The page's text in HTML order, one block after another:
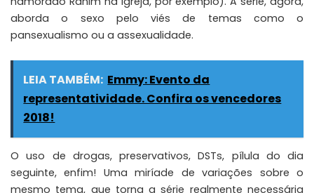
aborda o sexo pelo viés de temas como o
pansexualismo ou a assexualidade.
LEIA TAMBÉM: Emmy: Evento da
representatividade. Confira os vencedores
2018!
O uso de drogas, preservativos, DSTs, pílula do dia
seguinte, enfim! Uma miríade de variações sobre o
mesmo tema, que torna a série realmente necessária